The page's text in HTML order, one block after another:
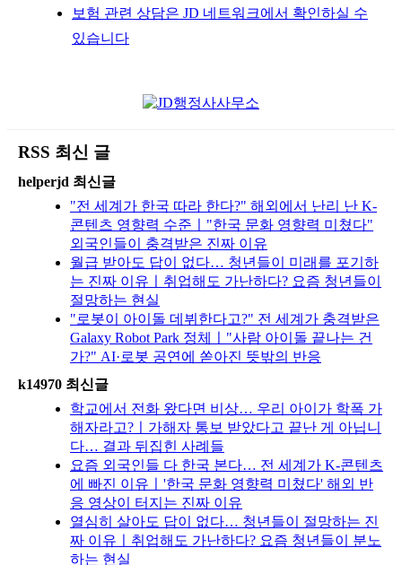
보험 관련 상담은 JD 네트워크에서 확인하실 수
있습니다
RSS 최신 글
helperjd 최신글
"전 세계가 한국 따라 한다?" 해외에서 난리 난 K-
콘텐츠 영향력 수준ㅣ"한국 문화 영향력 미쳤다"
외국인들이 충격받은 진짜 이유
월급 받아도 답이 없다… 청년들이 미래를 포기하
는 진짜 이유ㅣ취업해도 가난하다? 요즘 청년들이
절망하는 현실
"로봇이 아이돌 데뷔한다고?" 전 세계가 충격받은
Galaxy Robot Park 정체ㅣ"사람 아이돌 끝나는 건
가?" AI·로봇 공연에 쏟아진 뜻밖의 반응
k14970 최신글
학교에서 전화 왔다면 비상… 우리 아이가 학폭 가
해자라고?ㅣ가해자 통보 받았다고 끝난 게 아닙니
다… 결과 뒤집힌 사례들
요즘 외국인들 다 한국 본다… 전 세계가 K-콘텐츠
에 빠진 이유ㅣ'한국 문화 영향력 미쳤다' 해외 반
응 영상이 터지는 진짜 이유
열심히 살아도 답이 없다… 청년들이 절망하는 진
짜 이유ㅣ취업해도 가난하다? 요즘 청년들이 분노
하는 현실